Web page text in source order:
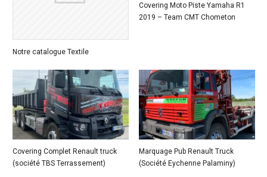
Notre catalogue Textile
Covering Moto Piste Yamaha R1
2019 – Team CMT Chometon
Covering Complet Renault truck
(société TBS Terrassement)
Marquage Pub Renault Truck
(Société Eychenne Palaminy)